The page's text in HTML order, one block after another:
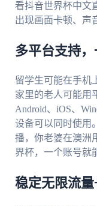
看抖音世界杯中文
出现画面卡顿、声
多平台支持
留学生可能在手机
家里的老人可能
Android、iOS、
设备可以同时使用
播，你老婆在澳洲
界杯，一个账号就
稳定无限流